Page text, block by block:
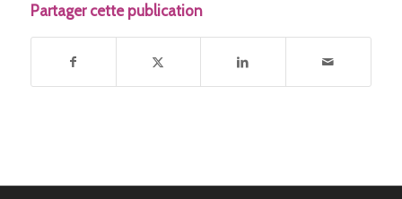
Partager cette publication